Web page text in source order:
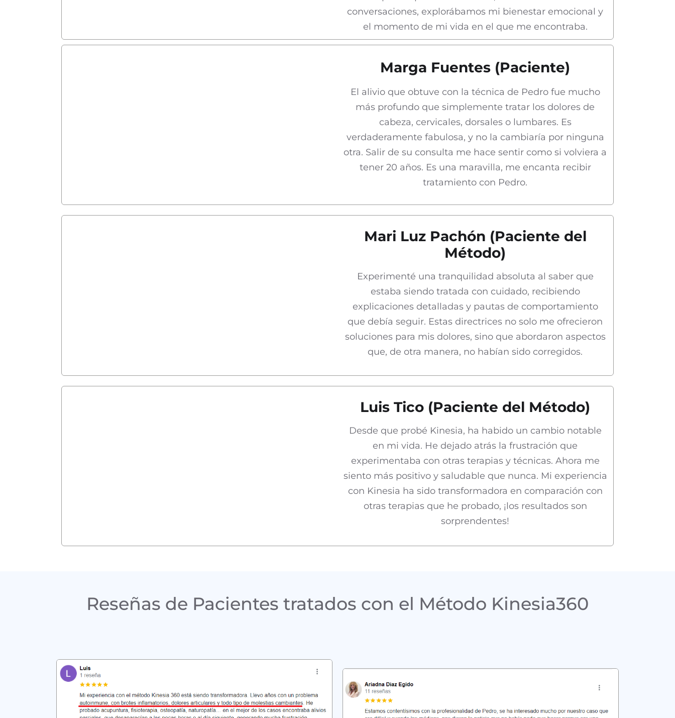
conversaciones, explorábamos mi bienestar emocional y
el momento de mi vida en el que me encontraba.
Marga Fuentes (Paciente)
El alivio que obtuve con la técnica de Pedro fue mucho
más profundo que simplemente tratar los dolores de
cabeza, cervicales, dorsales o lumbares. Es
verdaderamente fabulosa, y no la cambiaría por ninguna
otra. Salir de su consulta me hace sentir como si volviera a
tener 20 años. Es una maravilla, me encanta recibir
tratamiento con Pedro.
Mari Luz Pachón (Paciente del
Método)
Experimenté una tranquilidad absoluta al saber que
estaba siendo tratada con cuidado, recibiendo
explicaciones detalladas y pautas de comportamiento
que debía seguir. Estas directrices no solo me ofrecieron
soluciones para mis dolores, sino que abordaron aspectos
que, de otra manera, no habían sido corregidos.
Luis Tico (Paciente del Método)
Desde que probé Kinesia, ha habido un cambio notable
en mi vida. He dejado atrás la frustración que
experimentaba con otras terapias y técnicas. Ahora me
siento más positivo y saludable que nunca. Mi experiencia
con Kinesia ha sido transformadora en comparación con
otras terapias que he probado, ¡los resultados son
sorprendentes!
Reseñas de Pacientes tratados con el Método Kinesia360